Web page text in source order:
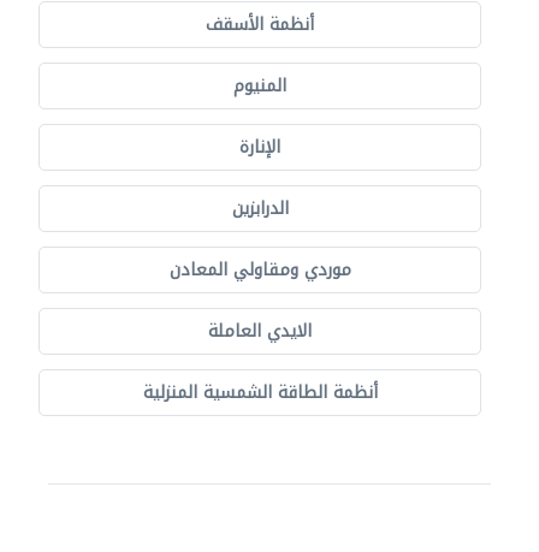
أنظمة الأسقف
المنيوم
الإنارة
الدرابزين
موردي ومقاولي المعادن
الايدي العاملة
أنظمة الطاقة الشمسية المنزلية